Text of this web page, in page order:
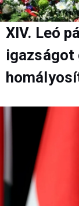
XIV. Leó
igazságot